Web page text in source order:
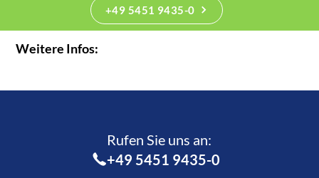
+49 5451 9435-0
Weitere Infos:
Rufen Sie uns an:­
+49 5451 9435-0